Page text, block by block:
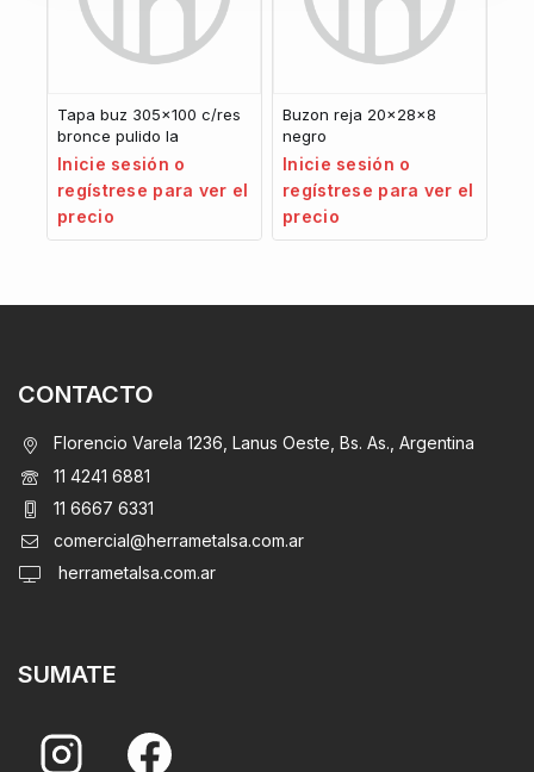
Tapa buz 305×100 c/res
bronce pulido la
Inicie sesión o
regístrese para ver el
precio
Buzon reja 20x28x8
negro
Inicie sesión o
regístrese para ver el
precio
CONTACTO
Florencio Varela 1236, Lanus Oeste, Bs. As., Argentina
11 4241 6881
11 6667 6331
comercial@herrametalsa.com.ar
herrametalsa.com.ar
SUMATE